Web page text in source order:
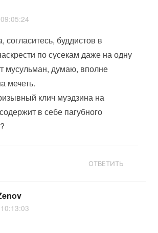
согласитесь, буддистов в
по сусекам даже на одну
мусульман, думаю, вполне
мечеть.
клич муэдзина на
в себе пагубного
ОТВЕТИТЬ